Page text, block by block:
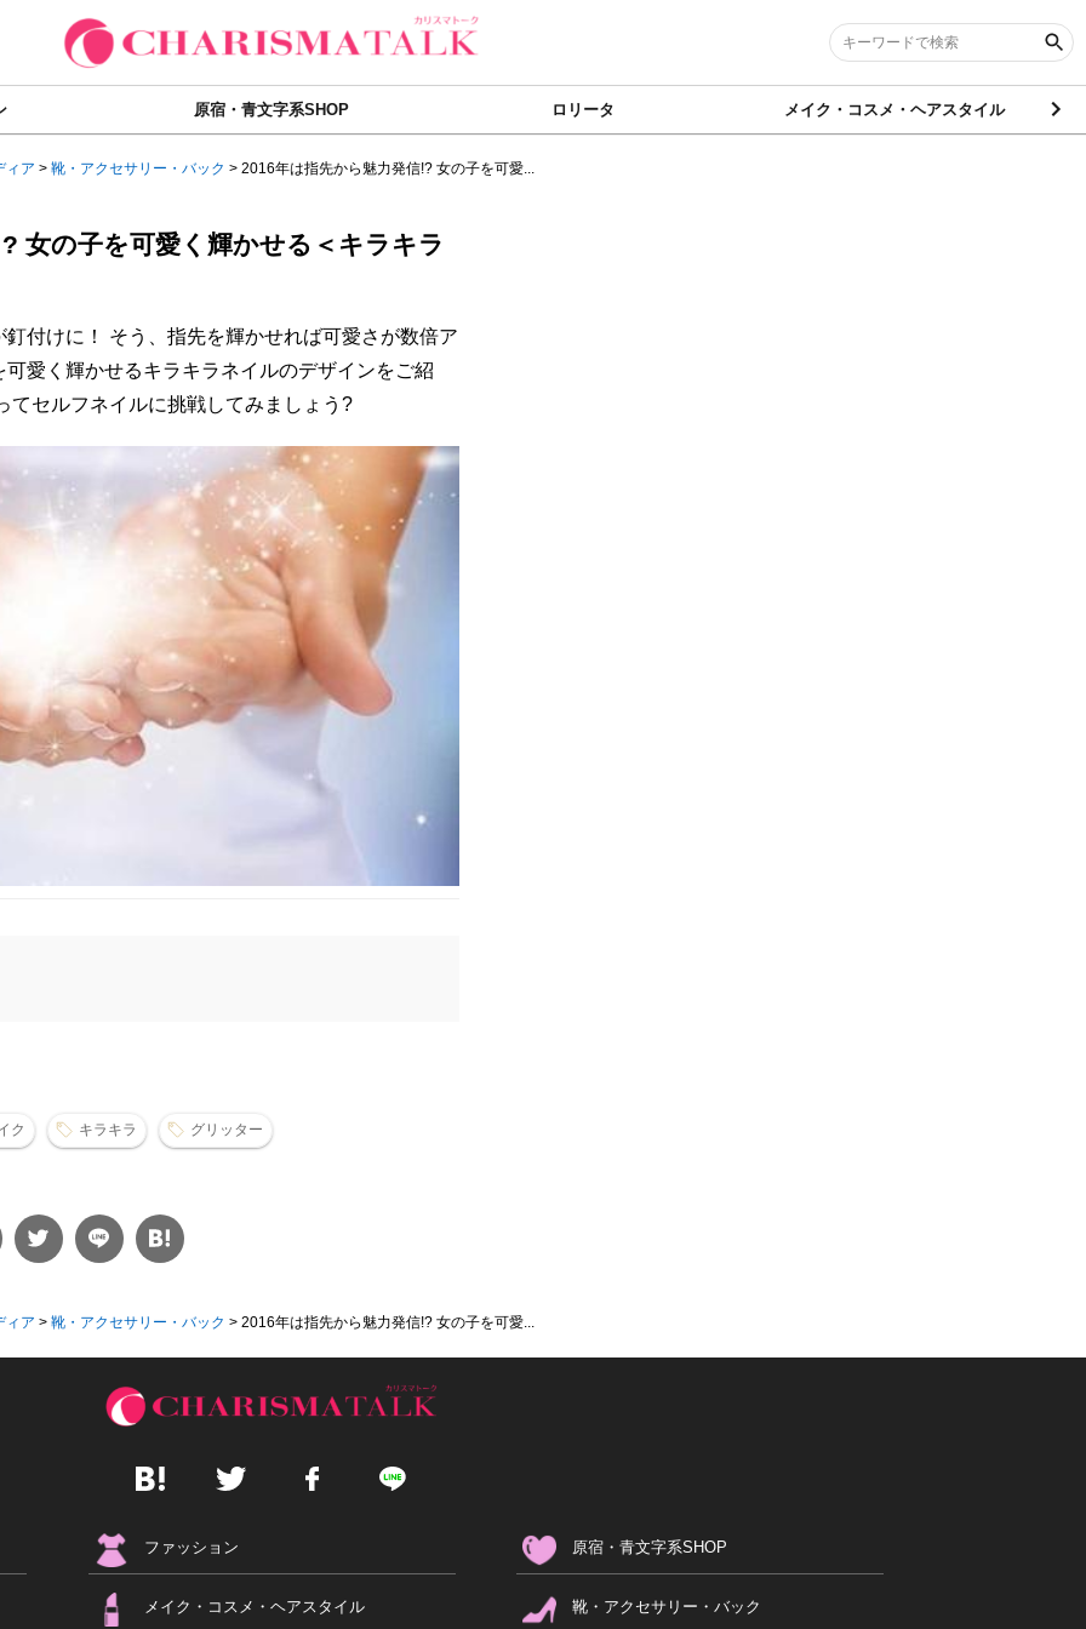
原宿・青文字系SHOP ロリータ メイク・コスメ・ヘアスタイル
ィア > 靴・アクセサリー・バック > 2016年は指先から魅力発信!? 女の子を可愛...
女の子を可愛く輝かせる＜キラキラ
付けに！ そう、指先を輝かせれば可愛さが数倍ア
愛く輝かせるキラキラネイルのデザインをご紹
てセルフネイルに挑戦してみましょう?
ク キラキラ グリッター
ィア > 靴・アクセサリー・バック > 2016年は指先から魅力発信!? 女の子を可愛...
ファッション 原宿・青文字系SHOP
メイク・コスメ・ヘアスタイル 靴・アクセサリー・バック